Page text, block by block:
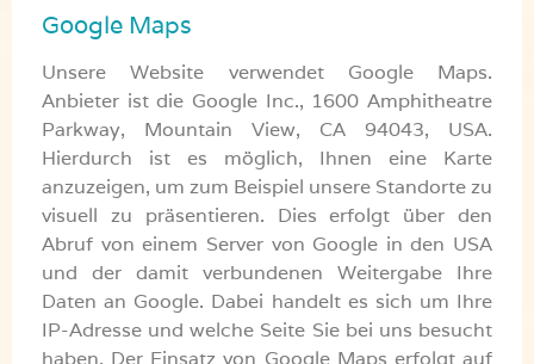
Google Maps
Unsere Website verwendet Google Maps.
Anbieter ist die Google Inc., 1600 Amphitheatre
Parkway, Mountain View, CA 94043, USA.
Hierdurch ist es möglich, Ihnen eine Karte
anzuzeigen, um zum Beispiel unsere Standorte zu
visuell zu präsentieren. Dies erfolgt über den
Abruf von einem Server von Google in den USA
und der damit verbundenen Weitergabe Ihre
Daten an Google. Dabei handelt es sich um Ihre
IP-Adresse und welche Seite Sie bei uns besucht
haben. Der Einsatz von Google Maps erfolgt auf